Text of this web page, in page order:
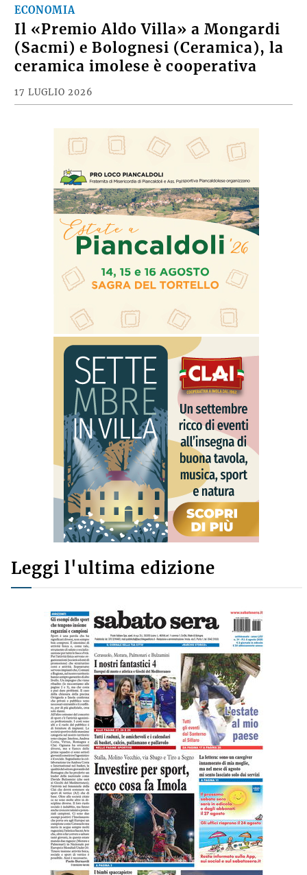
ECONOMIA
Il «Premio Aldo Villa» a Mongardi
(Sacmi) e Bolognesi (Ceramica), la
ceramica imolese è cooperativa
17 LUGLIO 2026
Leggi l'ultima edizione